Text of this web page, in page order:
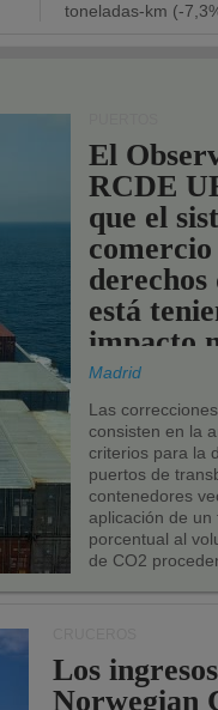
toneladas-km (-
El
RCDE
que el
comercio
derechos
está
impacto
los
UE.
Madrid
Las
consisten en la
criterios para la
puertos de
contenedores
aplicación de
porcentual al
de CO2
Los
Norwegian